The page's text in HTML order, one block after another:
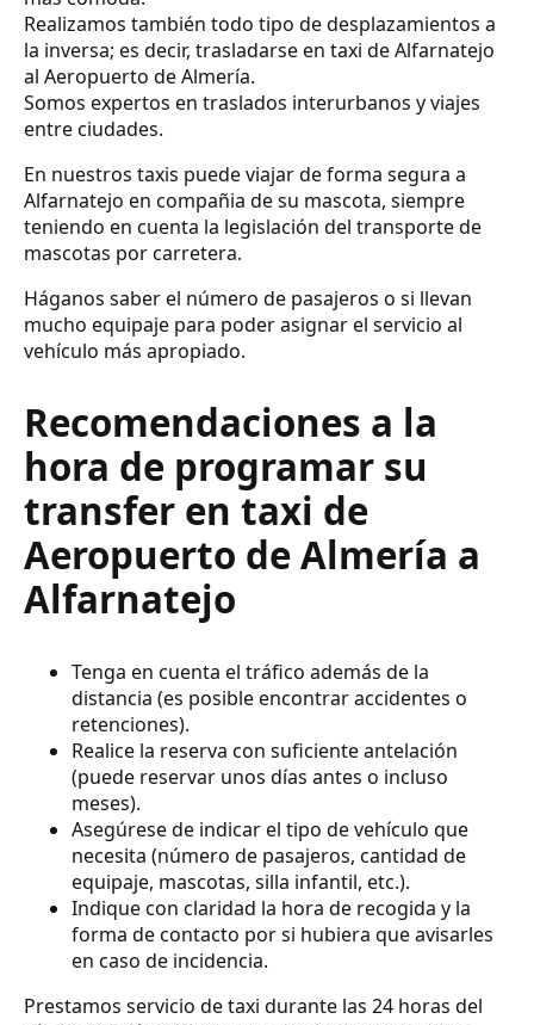
Realizamos también todo tipo de desplazamientos a
la inversa; es decir, trasladarse en taxi de Alfarnatejo
al Aeropuerto de Almería.
Somos expertos en traslados interurbanos y viajes
entre ciudades.
En nuestros taxis puede viajar de forma segura a
Alfarnatejo en compañia de su mascota, siempre
teniendo en cuenta la legislación del transporte de
mascotas por carretera.
Háganos saber el número de pasajeros o si llevan
mucho equipaje para poder asignar el servicio al
vehículo más apropiado.
Recomendaciones a la
hora de programar su
transfer en taxi de
Aeropuerto de Almería a
Alfarnatejo
Tenga en cuenta el tráfico además de la
distancia (es posible encontrar accidentes o
retenciones).
Realice la reserva con suficiente antelación
(puede reservar unos días antes o incluso
meses).
Asegúrese de indicar el tipo de vehículo que
necesita (número de pasajeros, cantidad de
equipaje, mascotas, silla infantil, etc.).
Indique con claridad la hora de recogida y la
forma de contacto por si hubiera que avisarles
en caso de incidencia.
Prestamos servicio de taxi durante las 24 horas del